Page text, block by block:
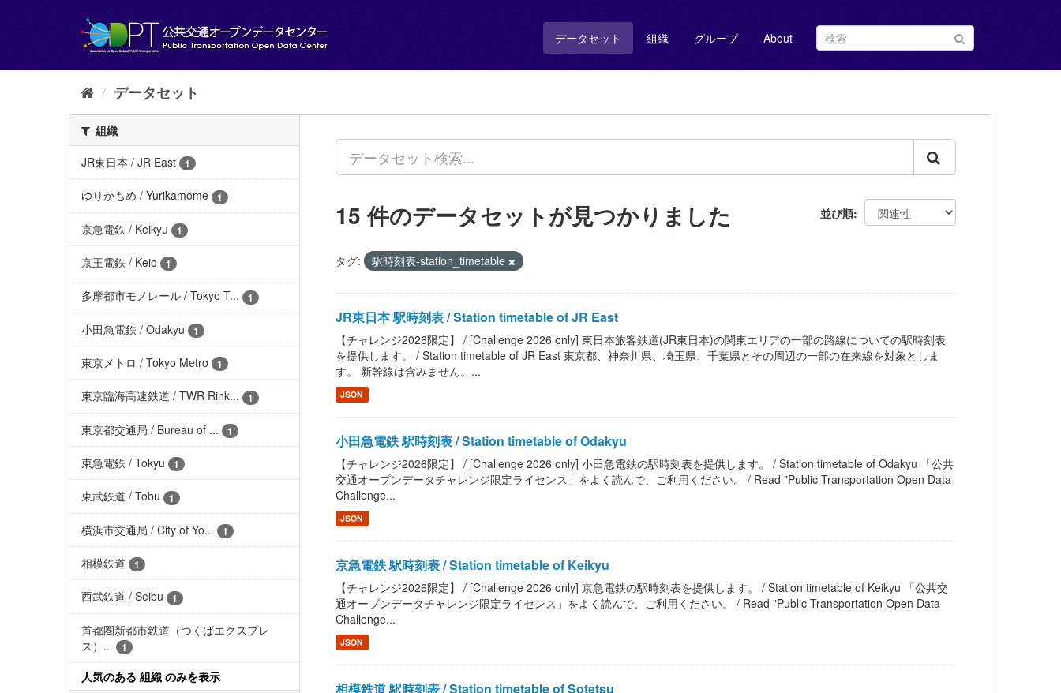
し
データセット 組織 グループ About
データセット
組織
JR東日本 / JR East
1
ゆりかもめ / Yurikamome 1
京急電鉄 / Keikyu 1
京王電鉄 / Keio 1
多摩都市モノレール / Tokyo T... 1
小田急電鉄 / Odakyu 1
東京メトロ / Tokyo Metro 1
東京臨海高速鉄道 / TWR Rink... 1
東京都交通局 / Bureau of ... 1
東急電鉄 / Tokyu 1
東武鉄道 / Tobu 1
横浜市交通局 / City of Yo... 1
相模鉄道 1
西武鉄道 / Seibu 1
首都圏新都市鉄道（つくばエクスプレ
ス）...
1
人気のある 組織 のみを表示
並び順
15 件のデータセットが見つかりました
タグ: 駅時刻表-station_timetable
JR東日本 駅時刻表 / Station timetable of JR East
【チャレンジ2026限定】 / [Challenge 2026 only] 東日本旅客鉄道(JR東日本)の関東エリアの一部の路線についての駅時刻表
を提供します。 / Station timetable of JR East 東京都、神奈川県、埼玉県、千葉県とその周辺の一部の在来線を対象としま
す。 新幹線は含みません。...
JSON
小田急電鉄 駅時刻表 / Station timetable of Odakyu
【チャレンジ2026限定】 / [Challenge 2026 only] 小田急電鉄の駅時刻表を提供します。 / Station timetable of Odakyu 「公共
交通オープンデータチャレンジ限定ライセンス」をよく読んで、ご利用ください。 / Read "Public Transportation Open Data
Challenge...
JSON
京急電鉄 駅時刻表 / Station timetable of Keikyu
【チャレンジ2026限定】 / [Challenge 2026 only] 京急電鉄の駅時刻表を提供します。 / Station timetable of Keikyu 「公共交
通オープンデータチャレンジ限定ライセンス」をよく読んで、ご利用ください。 / Read "Public Transportation Open Data
Challenge...
JSON
相模鉄道 駅時刻表 / Station timetable of Sotetsu